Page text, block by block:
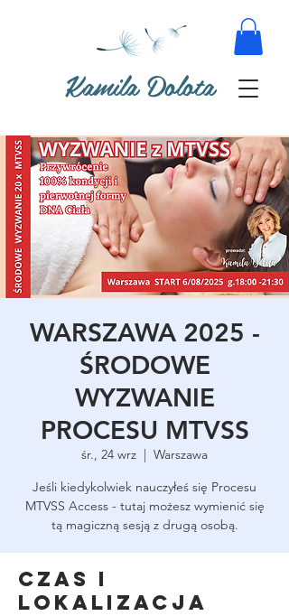
Kamila Dolota
WARSZAWA 2025 -
ŚRODOWE
WYZWANIE
PROCESU MTVSS
śr., 24 wrz
  |
Warszawa
Jeśli kiedykolwiek nauczyłeś się Procesu
MTVSS Access - tutaj możesz wymienić się
tą magiczną sesją z drugą osobą.
Czas i
lokalizacja